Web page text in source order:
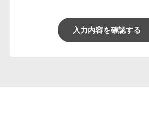
・お客様が同意された場合
・法令や訴訟手続きで要請される場合